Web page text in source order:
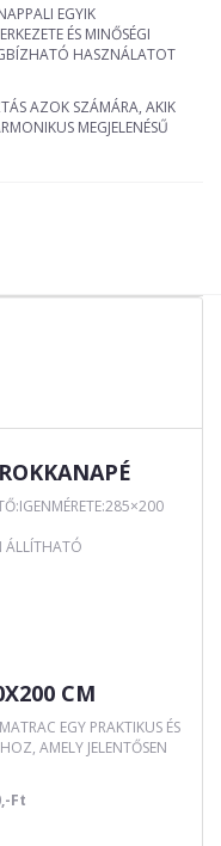
EGYIK
ÉS MINŐSÉGI
HASZNÁLATOT
AZOK SZÁMÁRA, AKIK
MEGJELENÉSŰ
ÁLLÍTHATÓ
CM
EGY PRAKTIKUS ÉS
AMELY JELENTŐSEN
Ft